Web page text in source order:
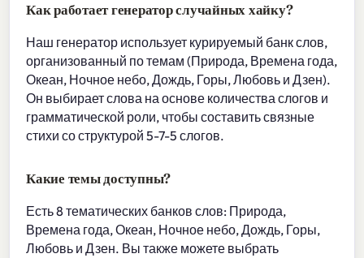
Как работает генератор случайных хайку?
Наш генератор использует курируемый банк слов,
организованный по темам (Природа, Времена года,
Океан, Ночное небо, Дождь, Горы, Любовь и Дзен).
Он выбирает слова на основе количества слогов и
грамматической роли, чтобы составить связные
стихи со структурой 5-7-5 слогов.
Какие темы доступны?
Есть 8 тематических банков слов: Природа,
Времена года, Океан, Ночное небо, Дождь, Горы,
Любовь и Дзен. Вы также можете выбрать